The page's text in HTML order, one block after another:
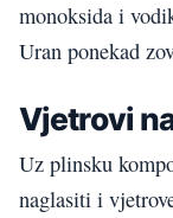
monoksida i
Uran ponekad
Vjetrovi
Uz plinsku
naglasiti i